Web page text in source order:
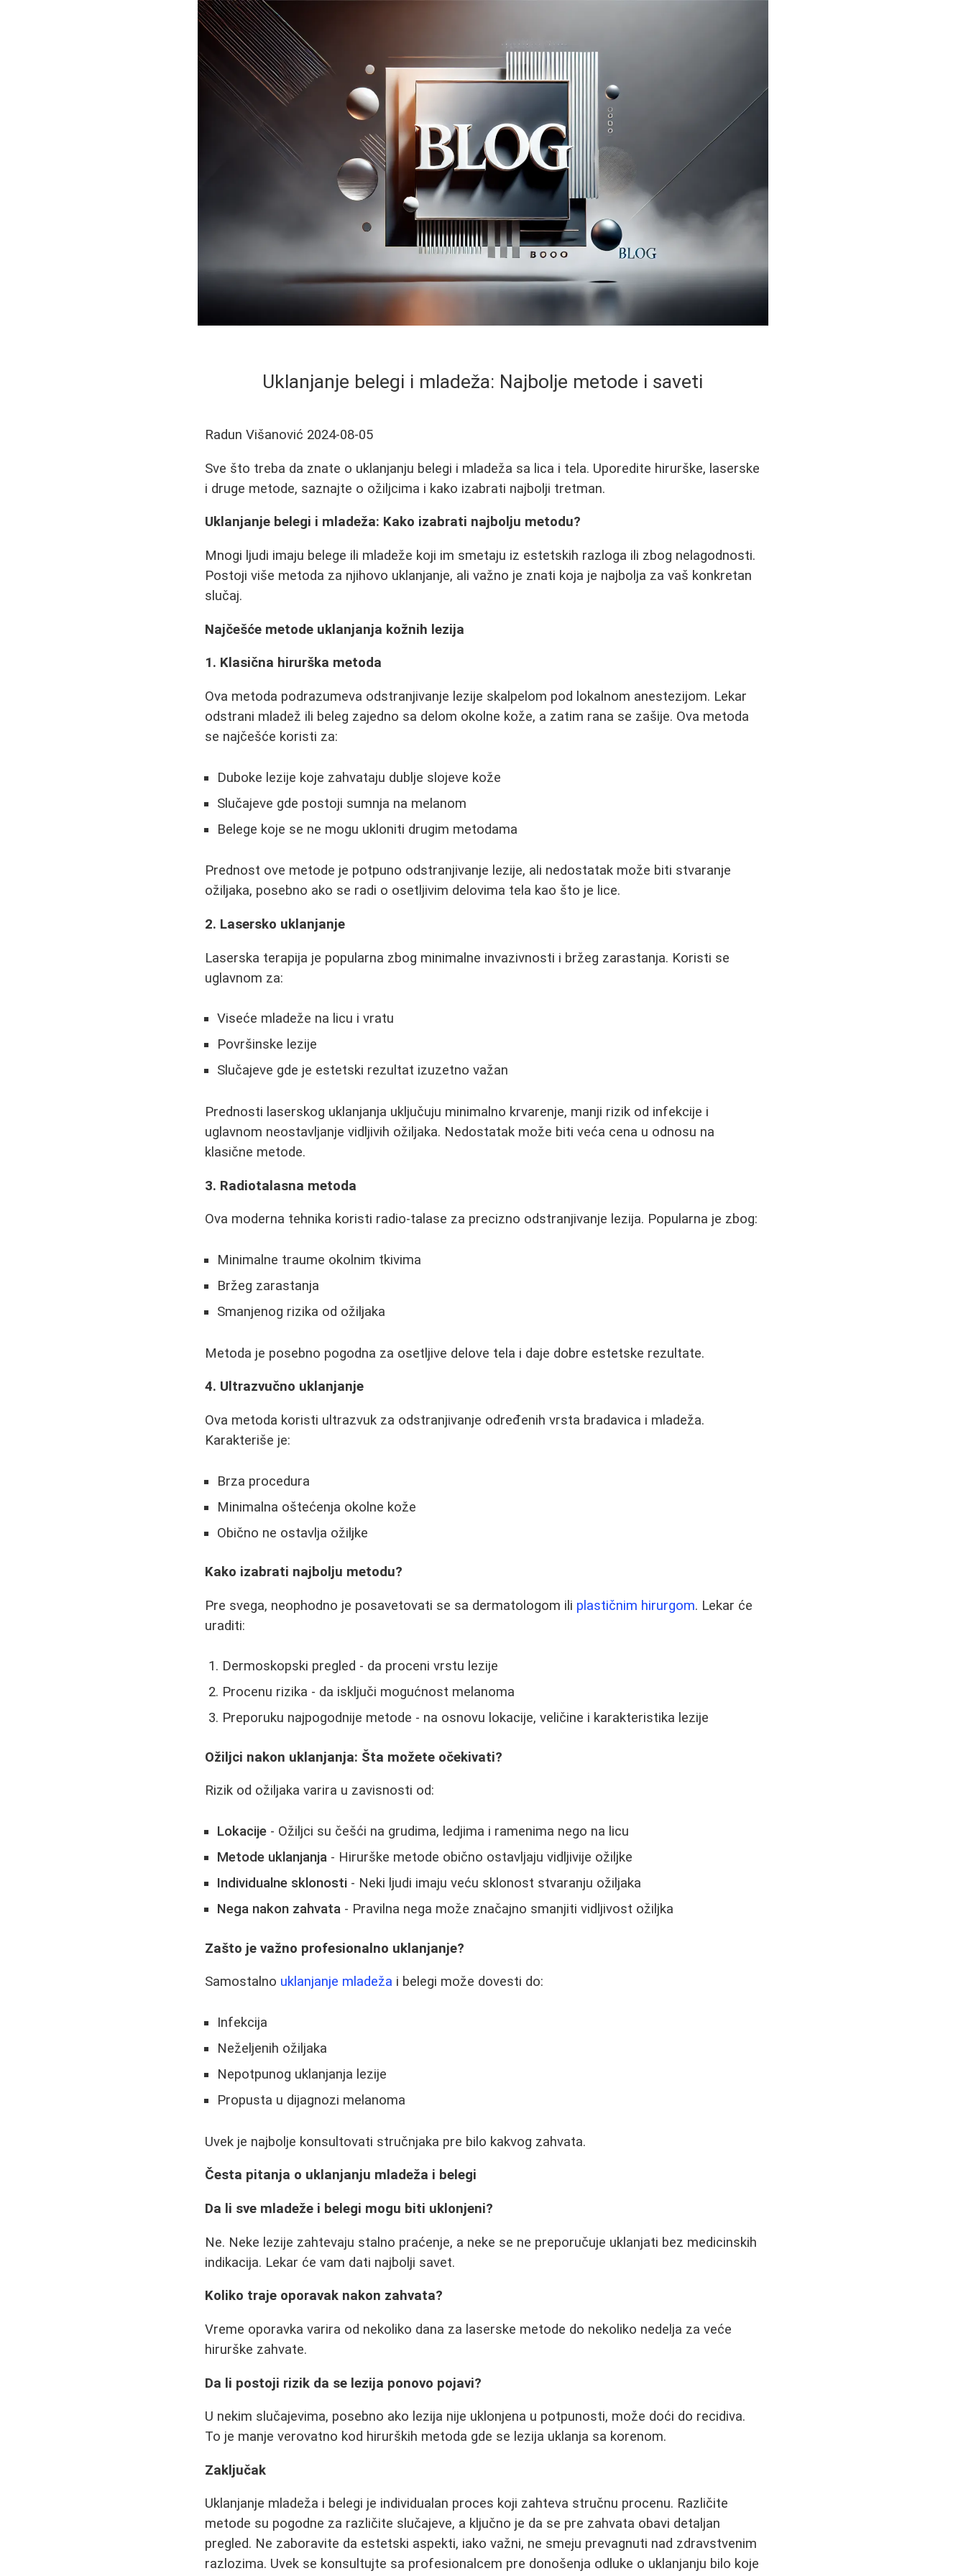
Uklanjanje belegi i mladeža: Najbolje metode i saveti
Radun Višanović 2024-08-05
Sve što treba da znate o uklanjanju belegi i mladeža sa lica i tela. Uporedite hirurške, laserske
i druge metode, saznajte o ožiljcima i kako izabrati najbolji tretman.
Uklanjanje belegi i mladeža: Kako izabrati najbolju metodu?
Mnogi ljudi imaju belege ili mladeže koji im smetaju iz estetskih razloga ili zbog nelagodnosti.
Postoji više metoda za njihovo uklanjanje, ali važno je znati koja je najbolja za vaš konkretan
slučaj.
Najčešće metode uklanjanja kožnih lezija
1. Klasična hirurška metoda
Ova metoda podrazumeva odstranjivanje lezije skalpelom pod lokalnom anestezijom. Lekar
odstrani mladež ili beleg zajedno sa delom okolne kože, a zatim rana se zašije. Ova metoda
se najčešće koristi za:
Duboke lezije koje zahvataju dublje slojeve kože
Slučajeve gde postoji sumnja na melanom
Belege koje se ne mogu ukloniti drugim metodama
Prednost ove metode je potpuno odstranjivanje lezije, ali nedostatak može biti stvaranje
ožiljaka, posebno ako se radi o osetljivim delovima tela kao što je lice.
2. Lasersko uklanjanje
Laserska terapija je popularna zbog minimalne invazivnosti i bržeg zarastanja. Koristi se
uglavnom za:
Viseće mladeže na licu i vratu
Površinske lezije
Slučajeve gde je estetski rezultat izuzetno važan
Prednosti laserskog uklanjanja uključuju minimalno krvarenje, manji rizik od infekcije i
uglavnom neostavljanje vidljivih ožiljaka. Nedostatak može biti veća cena u odnosu na
klasične metode.
3. Radiotalasna metoda
Ova moderna tehnika koristi radio-talase za precizno odstranjivanje lezija. Popularna je zbog:
Minimalne traume okolnim tkivima
Bržeg zarastanja
Smanjenog rizika od ožiljaka
Metoda je posebno pogodna za osetljive delove tela i daje dobre estetske rezultate.
4. Ultrazvučno uklanjanje
Ova metoda koristi ultrazvuk za odstranjivanje određenih vrsta bradavica i mladeža.
Karakteriše je:
Brza procedura
Minimalna oštećenja okolne kože
Obično ne ostavlja ožiljke
Kako izabrati najbolju metodu?
Pre svega, neophodno je posavetovati se sa dermatologom ili plastičnim hirurgom. Lekar će
uraditi:
Dermoskopski pregled - da proceni vrstu lezije
Procenu rizika - da isključi mogućnost melanoma
Preporuku najpogodnije metode - na osnovu lokacije, veličine i karakteristika lezije
Ožiljci nakon uklanjanja: Šta možete očekivati?
Rizik od ožiljaka varira u zavisnosti od:
Lokacije - Ožiljci su češći na grudima, ledjima i ramenima nego na licu
Metode uklanjanja - Hirurške metode obično ostavljaju vidljivije ožiljke
Individualne sklonosti - Neki ljudi imaju veću sklonost stvaranju ožiljaka
Nega nakon zahvata - Pravilna nega može značajno smanjiti vidljivost ožiljka
Zašto je važno profesionalno uklanjanje?
Samostalno uklanjanje mladeža i belegi može dovesti do:
Infekcija
Neželjenih ožiljaka
Nepotpunog uklanjanja lezije
Propusta u dijagnozi melanoma
Uvek je najbolje konsultovati stručnjaka pre bilo kakvog zahvata.
Česta pitanja o uklanjanju mladeža i belegi
Da li sve mladeže i belegi mogu biti uklonjeni?
Ne. Neke lezije zahtevaju stalno praćenje, a neke se ne preporučuje uklanjati bez medicinskih
indikacija. Lekar će vam dati najbolji savet.
Koliko traje oporavak nakon zahvata?
Vreme oporavka varira od nekoliko dana za laserske metode do nekoliko nedelja za veće
hirurške zahvate.
Da li postoji rizik da se lezija ponovo pojavi?
U nekim slučajevima, posebno ako lezija nije uklonjena u potpunosti, može doći do recidiva.
To je manje verovatno kod hirurških metoda gde se lezija uklanja sa korenom.
Zaključak
Uklanjanje mladeža i belegi je individualan proces koji zahteva stručnu procenu. Različite
metode su pogodne za različite slučajeve, a ključno je da se pre zahvata obavi detaljan
pregled. Ne zaboravite da estetski aspekti, iako važni, ne smeju prevagnuti nad zdravstvenim
razlozima. Uvek se konsultujte sa profesionalcem pre donošenja odluke o uklanjanju bilo koje